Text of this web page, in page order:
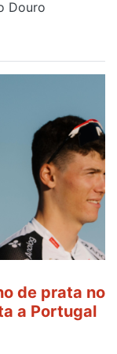
Douro
de prata no
a Portugal